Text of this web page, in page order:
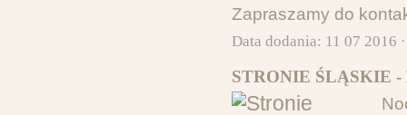
Zapraszamy do
Data dodania: 11 07 2016
STRONIE ŚLĄSKIE